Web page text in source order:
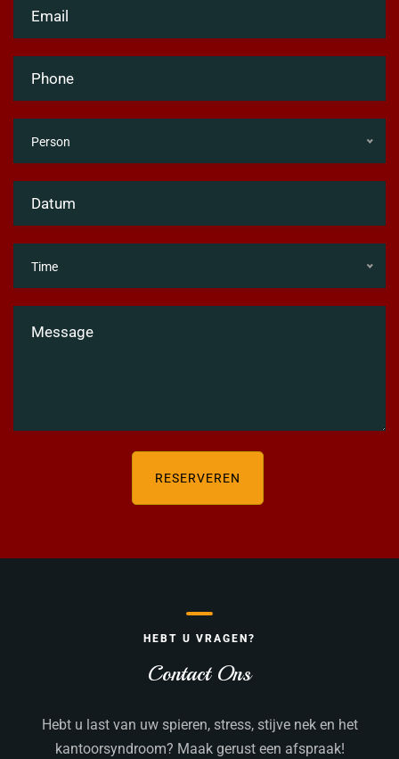
Person
Time
RESERVEREN
HEBT U VRAGEN?
Contact Ons
Hebt u last van uw spieren, stress, stijve nek en het
kantoorsyndroom? Maak gerust een afspraak!